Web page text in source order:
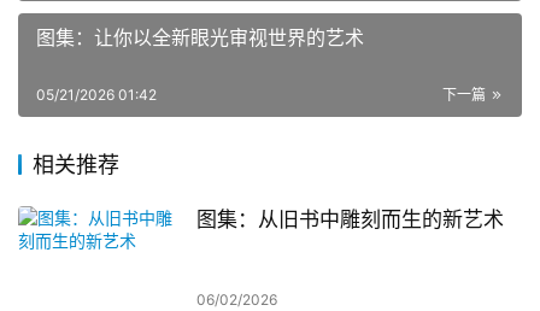
图集：让你以全新眼光审视世界的艺术
下一篇
05/21/2026 01:42
相关推荐
图集：从旧书中雕刻而生的新艺术
06/02/2026